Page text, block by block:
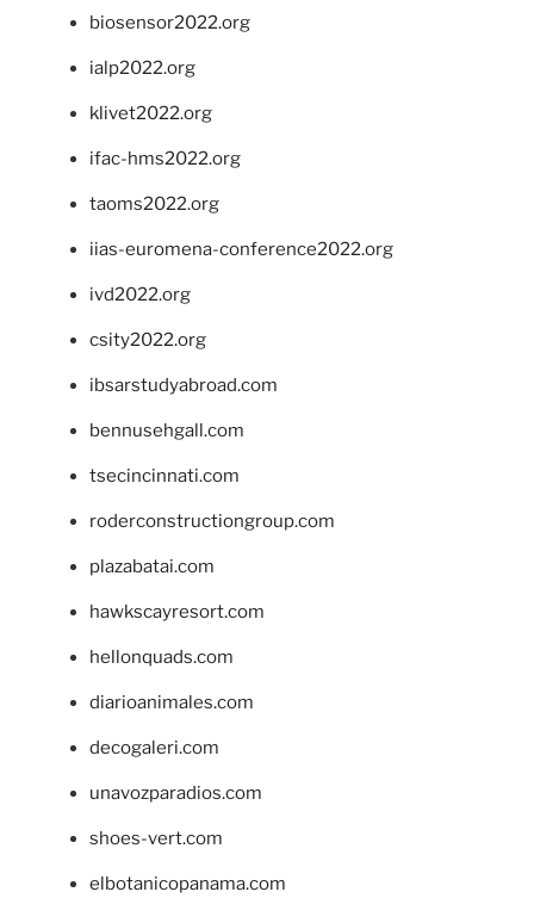
biosensor2022.org
ialp2022.org
klivet2022.org
ifac-hms2022.org
taoms2022.org
iias-euromena-conference2022.org
ivd2022.org
csity2022.org
ibsarstudyabroad.com
bennusehgall.com
tsecincinnati.com
roderconstructiongroup.com
plazabatai.com
hawkscayresort.com
hellonquads.com
diarioanimales.com
decogaleri.com
unavozparadios.com
shoes-vert.com
elbotanicopanama.com